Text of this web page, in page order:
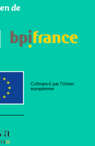
de
Cofinancé par l’Union
européenne